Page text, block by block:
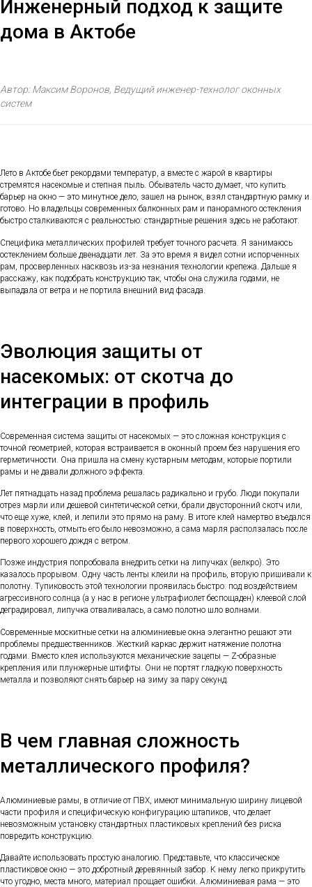
Инженерный подход к защите
дома в Актобе
Автор: Максим Воронов, Ведущий инженер-технолог оконных
систем
Лето в Актобе бьет рекордами температур, а вместе с жарой в квартиры
стремятся насекомые и степная пыль. Обыватель часто думает, что купить
барьер на окно — это минутное дело, зашел на рынок, взял стандартную рамку и
готово. Но владельцы современных балконных рам и панорамного остекления
быстро сталкиваются с реальностью: стандартные решения здесь не работают.
Специфика металлических профилей требует точного расчета. Я занимаюсь
остеклением больше двенадцати лет. За это время я видел сотни испорченных
рам, просверленных насквозь из-за незнания технологии крепежа. Дальше я
расскажу, как подобрать конструкцию так, чтобы она служила годами, не
выпадала от ветра и не портила внешний вид фасада.
Эволюция защиты от
насекомых: от скотча до
интеграции в профиль
Современная система защиты от насекомых — это сложная конструкция с
точной геометрией, которая встраивается в оконный проем без нарушения его
герметичности. Она пришла на смену кустарным методам, которые портили
рамы и не давали должного эффекта.
Лет пятнадцать назад проблема решалась радикально и грубо. Люди покупали
отрез марли или дешевой синтетической сетки, брали двусторонний скотч или,
что еще хуже, клей, и лепили это прямо на раму. В итоге клей намертво въедался
в поверхность, отмыть его было невозможно, а сама марля расползалась после
первого хорошего дождя с ветром.
Позже индустрия попробовала внедрить сетки на липучках (велкро). Это
казалось прорывом. Одну часть ленты клеили на профиль, вторую пришивали к
полотну. Тупиковость этой технологии проявилась быстро: под воздействием
агрессивного солнца (а у нас в регионе ультрафиолет беспощаден) клеевой слой
деградировал, липучка отваливалась, а само полотно шло волнами.
Современные москитные сетки на алюминиевые окна элегантно решают эти
проблемы предшественников. Жесткий каркас держит натяжение полотна
годами. Вместо клея используются механические зацепы — Z-образные
крепления или плунжерные штифты. Они не портят гладкую поверхность
металла и позволяют снять барьер на зиму за пару секунд.
В чем главная сложность
металлического профиля?
Алюминиевые рамы, в отличие от ПВХ, имеют минимальную ширину лицевой
части профиля и специфическую конфигурацию штапиков, что делает
невозможным установку стандартных пластиковых креплений без риска
повредить конструкцию.
Давайте использовать простую аналогию. Представьте, что классическое
пластиковое окно — это добротный деревянный забор. К нему легко прикрутить
что угодно, места много, материал прощает ошибки. Алюминиевая рама — это